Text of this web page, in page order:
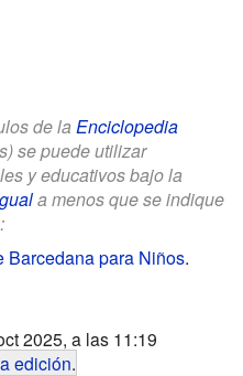
de la Enciclopedia
se puede utilizar
y educativos bajo la
a menos que se indique
Barcedana para Niños.
2025, a las 11:19
edición.